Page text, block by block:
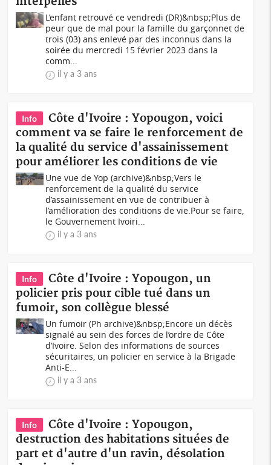
L’enfant retrouvé ce vendredi (DR)&nbsp;Plus de
peur que de mal pour la famille du garçonnet de
trois (03) ans enlevé par des inconnus dans la
soirée du mercredi 15 février 2023 dans la
comm...
il y a 3 ans
Info
Côte d'Ivoire : Yopougon, voici
comment va se faire le renforcement de
la qualité du service d'assainissement
pour améliorer les conditions de vie
Une vue de Yop (archive)&nbsp;Vers le
renforcement de la qualité du service
d’assainissement en vue de contribuer à
l’amélioration des conditions de vie.Pour se faire,
le Gouvernement Ivoiri...
il y a 3 ans
Info
Côte d'Ivoire : Yopougon, un
policier pris pour cible tué dans un
fumoir, son collègue blessé
Un fumoir (Ph archive)&nbsp;Encore un décès
signalé au sein des forces de l’ordre de Côte
d’Ivoire. Selon des informations de sources
sécuritaires, un policier en service à la Brigade
Anti-E...
il y a 3 ans
Info
Côte d'Ivoire : Yopougon,
destruction des habitations situées de
part et d'autre d'un ravin, désolation